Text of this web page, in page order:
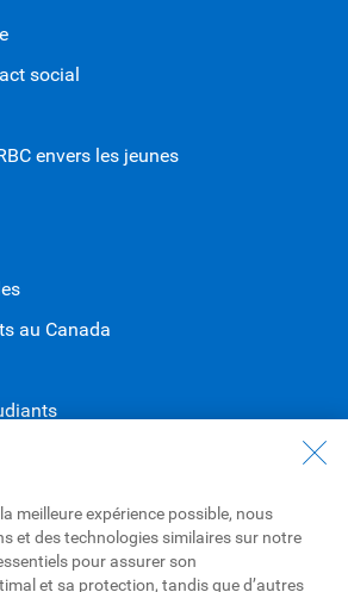
social
envers les jeunes
au Canada
ou un GAB
meilleure expérience possible, nous
et des technologies similaires sur notre
pour assurer son
et sa protection, tandis que d’autres